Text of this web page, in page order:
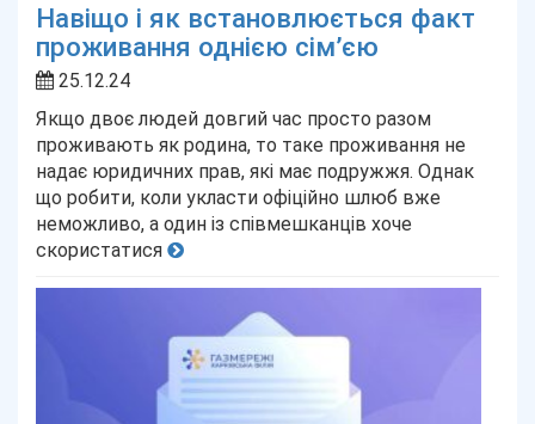
Навіщо і як встановлюється факт
проживання однією сім’єю
25.12.24
Якщо двоє людей довгий час просто разом
проживають як родина, то таке проживання не
надає юридичних прав, які має подружжя. Однак
що робити, коли укласти офіційно шлюб вже
неможливо, а один із співмешканців хоче
скористатися